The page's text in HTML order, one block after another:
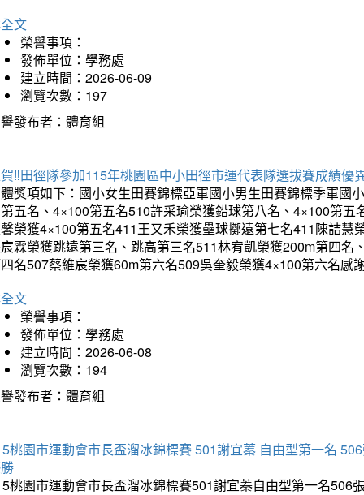
文
榮譽事項：
發佈單位：學務處
建立時間：2026-06-09
瀏覽次數：197
發布者：體育組
‼️田徑隊參加115年桃園區中小田徑市運代表隊選拔賽成績優
獎項如下：國小女生田賽錦標亞軍國小男生田賽錦標季軍國
五名、4×100第五名510許采瑜榮獲鉛球第八名、4×100第
榮獲4×100第五名411王又禾榮獲壘球擲遠第七名411陳詰
霖榮獲跳遠第三名、跳高第三名511林宥凱榮獲200m第四
名507蔡維宸榮獲60m第六名509吳奎毅榮獲4×100第六名
文
榮譽事項：
發佈單位：學務處
建立時間：2026-06-08
瀏覽次數：194
發布者：體育組
桃園市運動會市長盃溜冰錦標賽 501謝宜蓁 自由型第一名
桃園市運動會市長盃溜冰錦標賽501謝宜蓁自由型第一名